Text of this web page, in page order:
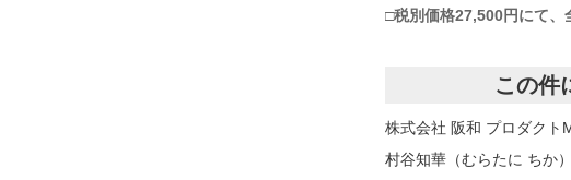
□税別価格27,500円にて、
この件
株式会社 阪和 プロダクト
村谷知華（むらたに ちか）